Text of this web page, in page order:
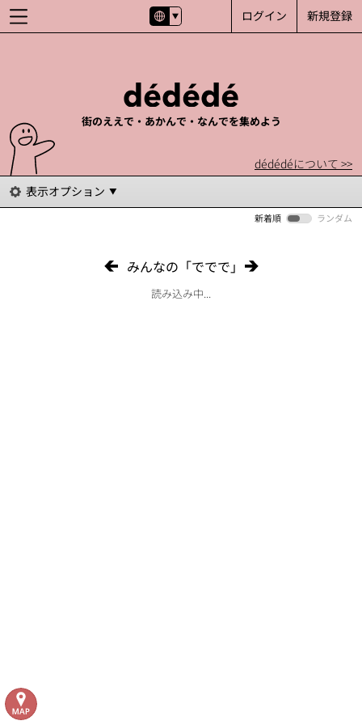
新規登録
ログイン
街のええで・あかんで・なんでを集めよう
dédédéについて >>
表示オプション
新着順 ランダム
みんなの「ででで」
読み込み中...